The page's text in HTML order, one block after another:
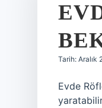
Tarih: Aralık
Evde